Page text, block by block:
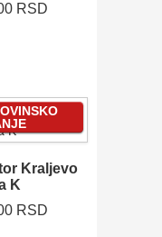
RSD
Kraljevo
K
RSD